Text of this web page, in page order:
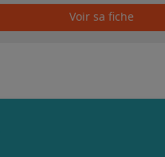
Voir sa fiche